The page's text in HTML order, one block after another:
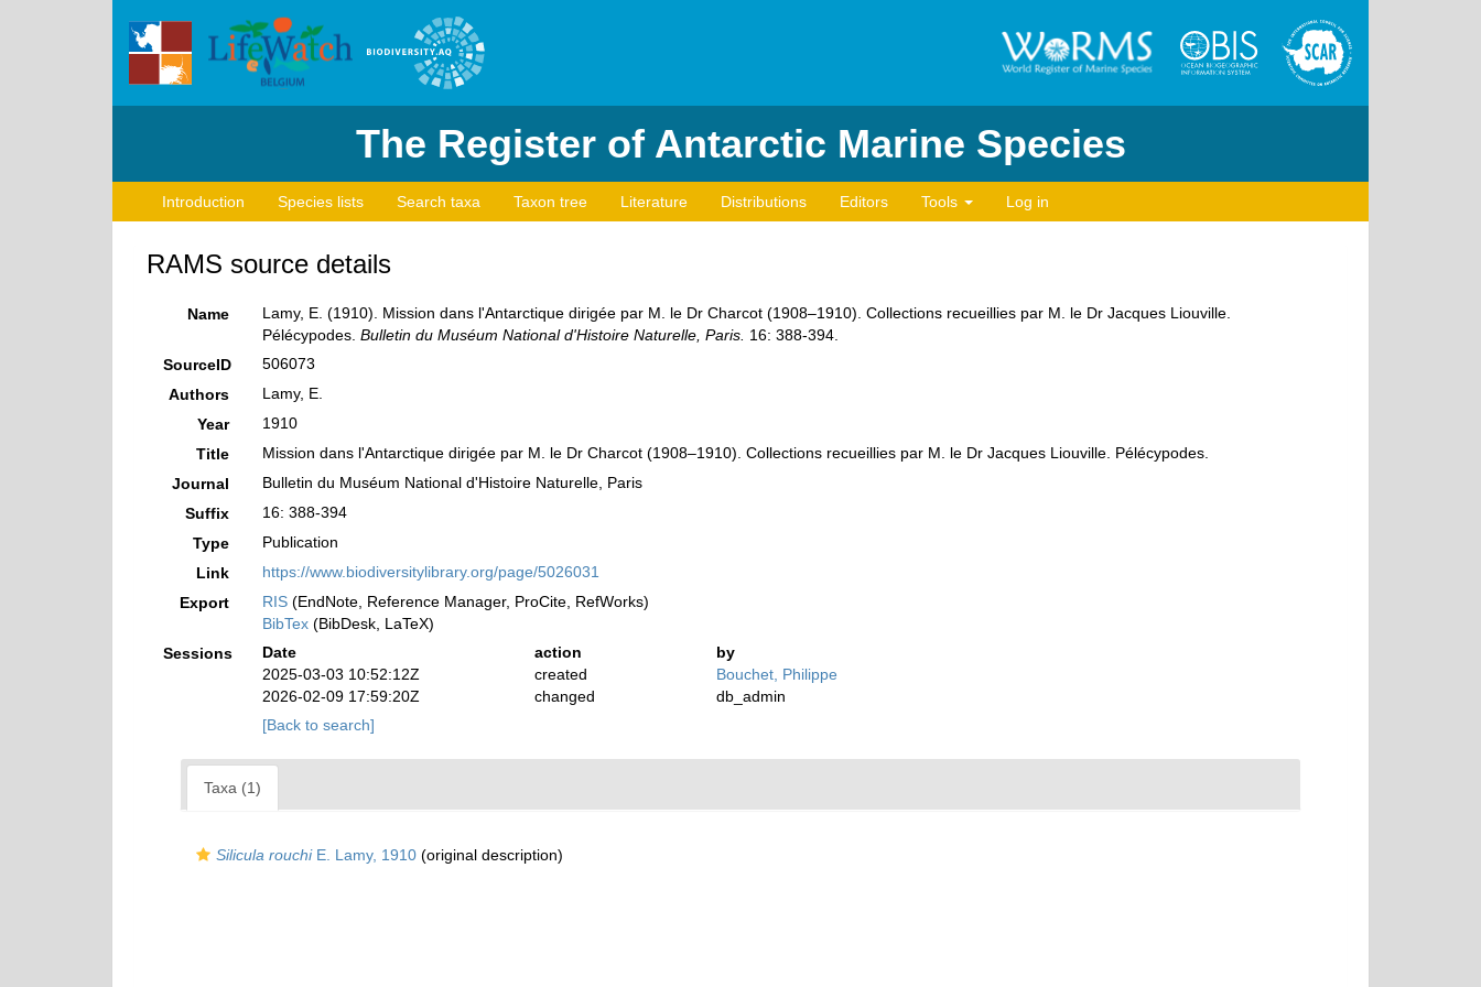
The Register of Antarctic Marine Species
Introduction Species lists Search taxa Taxon tree Literature Distributions Editors Tools Log in
RAMS source details
Name
Lamy, E. (1910). Mission dans l'Antarctique dirigée par M. le Dr Charcot (1908–1910). Collections recueillies par M. le Dr Jacques Liouville.
Pélécypodes. Bulletin du Muséum National d'Histoire Naturelle, Paris. 16: 388-394.
SourceID
506073
Authors
Lamy, E.
Year
1910
Title
Mission dans l'Antarctique dirigée par M. le Dr Charcot (1908–1910). Collections recueillies par M. le Dr Jacques Liouville. Pélécypodes.
Journal
Bulletin du Muséum National d'Histoire Naturelle, Paris
Suffix
16: 388-394
Type
Publication
Link
https://www.biodiversitylibrary.org/page/5026031
Export
RIS(EndNote, Reference Manager, ProCite, RefWorks)
BibTex(BibDesk, LaTeX)
Sessions
Date action
by
2025-03-03 10:52:12Z
created
Bouchet, Philippe
2026-02-09 17:59:20Z
changed
db_admin
[Back to search]
Taxa (1)
Silicula rouchiE. Lamy, 1910 (original description)